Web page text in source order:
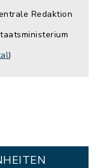
Redaktion
)